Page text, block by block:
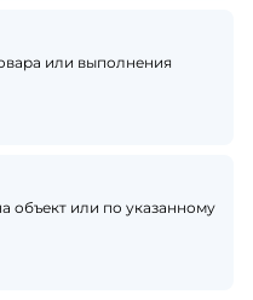
или выполнения
объект или по указанному